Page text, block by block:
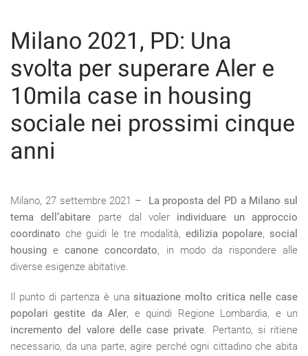
Milano 2021, PD: Una
svolta per superare Aler e
10mila case in housing
sociale nei prossimi cinque
anni
Milano, 27 settembre 2021 – La proposta del PD a Milano sul
tema dell’abitare parte dal voler individuare un approccio
coordinato che guidi le tre modalità, edilizia popolare, social
housing ecanone concordato, in modo da rispondere alle
diverse esigenze abitative.
Il punto di partenza è una situazione molto critica nelle case
popolari gestite da Aler, e quindi Regione Lombardia, e un
incremento del valore delle case private. Pertanto, si ritiene
necessario, da una parte, agire perché ogni cittadino che abita